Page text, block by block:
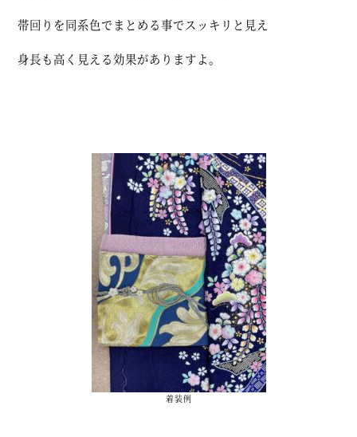
帯回りを同系色でまとめる事でスッキリと見え
身長も高く見える効果がありますよ。
着装例